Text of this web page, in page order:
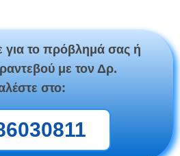
για το πρόβλημά σας ή
με τον Δρ.
στο: